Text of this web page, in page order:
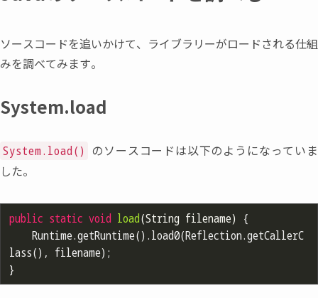
ソースコードを追いかけて、 ライブラリーがロードされる仕組
みを調べてみます。
System.load
System.load()
のソースコードは以下のようになっていま
した。
public static void load(String filename) {
lass(), filename);